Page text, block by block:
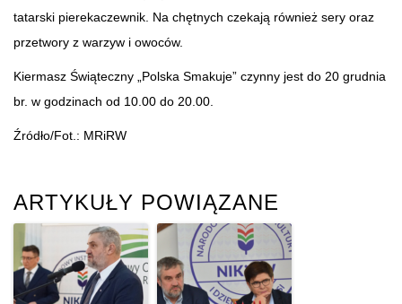
tatarski pierekaczewnik. Na chętnych czekają również sery oraz
przetwory z warzyw i owoców.
Kiermasz Świąteczny „Polska Smakuje” czynny jest do 20 grudnia
br. w godzinach od 10.00 do 20.00.
Źródło/Fot.: MRiRW
ARTYKUŁY POWIĄZANE